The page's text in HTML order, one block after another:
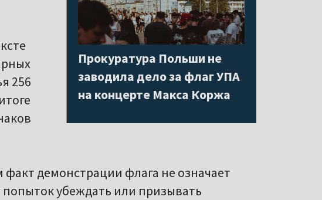
Прокуратура Польши не
заводила дело за флаг УПА
на концерте Макса Коржа
256
факт демонстрации флага не означает
убеждать или призывать